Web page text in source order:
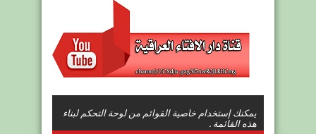
يمكنك إستخدام خاصية القوائم من لوحة التحكم لبناء
هذه القائمة .